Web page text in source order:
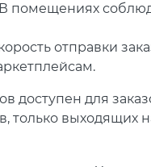
помещениях
отправки
для
только выходящих